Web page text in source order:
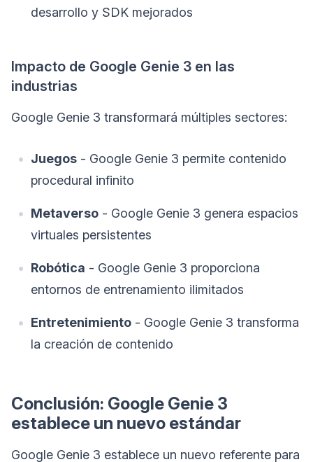
desarrollo y SDK mejorados
Impacto de Google Genie 3 en las
industrias
Google Genie 3 transformará múltiples sectores:
Juegos - Google Genie 3 permite contenido
procedural infinito
Metaverso - Google Genie 3 genera espacios
virtuales persistentes
Robótica - Google Genie 3 proporciona
entornos de entrenamiento ilimitados
Entretenimiento - Google Genie 3 transforma
la creación de contenido
Conclusión: Google Genie 3
establece un nuevo estándar
Google Genie 3 establece un nuevo referente para